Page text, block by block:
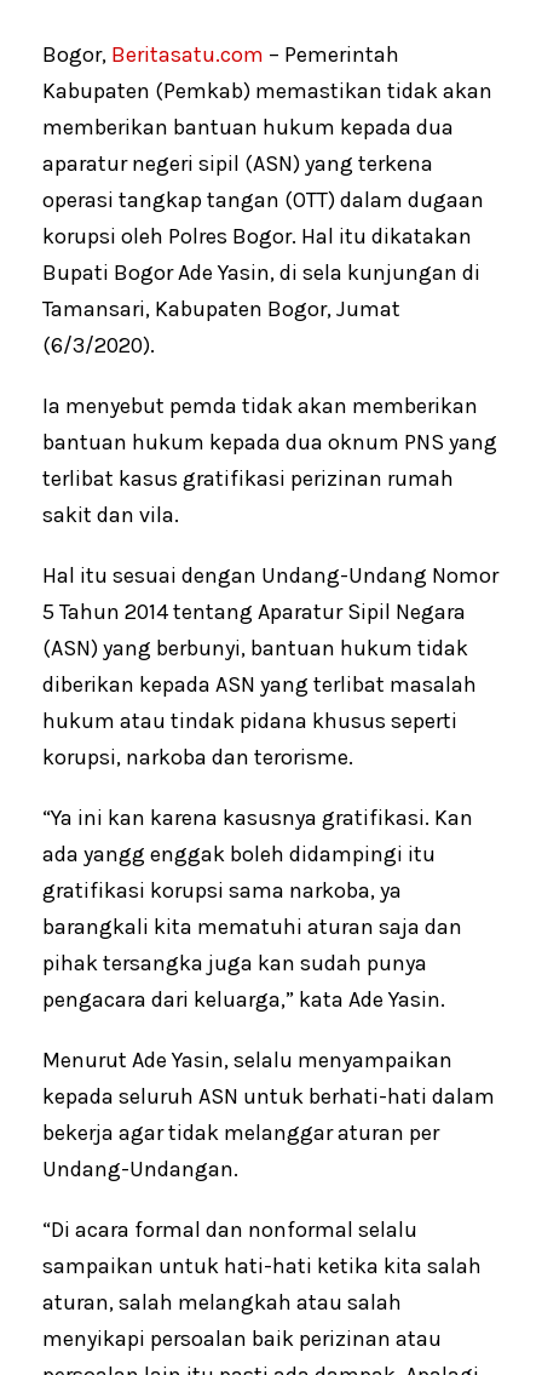
Bogor, Beritasatu.com – Pemerintah
Kabupaten (Pemkab) memastikan tidak akan
memberikan bantuan hukum kepada dua
aparatur negeri sipil (ASN) yang terkena
operasi tangkap tangan (OTT) dalam dugaan
korupsi oleh Polres Bogor. Hal itu dikatakan
Bupati Bogor Ade Yasin, di sela kunjungan di
Tamansari, Kabupaten Bogor, Jumat
(6/3/2020).
Ia menyebut pemda tidak akan memberikan
bantuan hukum kepada dua oknum PNS yang
terlibat kasus gratifikasi perizinan rumah
sakit dan vila.
Hal itu sesuai dengan Undang-Undang Nomor
5 Tahun 2014 tentang Aparatur Sipil Negara
(ASN) yang berbunyi, bantuan hukum tidak
diberikan kepada ASN yang terlibat masalah
hukum atau tindak pidana khusus seperti
korupsi, narkoba dan terorisme.
“Ya ini kan karena kasusnya gratifikasi. Kan
ada yangg enggak boleh didampingi itu
gratifikasi korupsi sama narkoba, ya
barangkali kita mematuhi aturan saja dan
pihak tersangka juga kan sudah punya
pengacara dari keluarga,” kata Ade Yasin.
Menurut Ade Yasin, selalu menyampaikan
kepada seluruh ASN untuk berhati-hati dalam
bekerja agar tidak melanggar aturan per
Undang-Undangan.
“Di acara formal dan nonformal selalu
sampaikan untuk hati-hati ketika kita salah
aturan, salah melangkah atau salah
menyikapi persoalan baik perizinan atau